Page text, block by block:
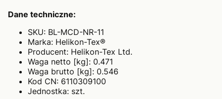
Dane techniczne:
SKU: BL-MCD-NR-11
Marka: Helikon-Tex®
Producent: Helikon-Tex Ltd.
Waga netto [kg]: 0.471
Waga brutto [kg]: 0.546
Kod CN: 6110309100
Jednostka: szt.